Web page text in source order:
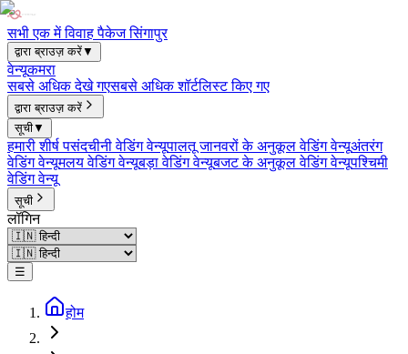
सभी एक में विवाह पैकेज सिंगापुर
द्वारा ब्राउज़ करें▼
वेन्यूकमरा
सबसे अधिक देखे गएसबसे अधिक शॉर्टलिस्ट किए गए
द्वारा ब्राउज़ करें
सूची▼
हमारी शीर्ष पसंदचीनी वेडिंग वेन्यूपालतू जानवरों के अनुकूल वेडिंग वेन्यूअंतरंग
वेडिंग वेन्यूमलय वेडिंग वेन्यूबड़ा वेडिंग वेन्यूबजट के अनुकूल वेडिंग वेन्यूपश्चिमी
वेडिंग वेन्यू
सूची
लॉगिन
☰
होम